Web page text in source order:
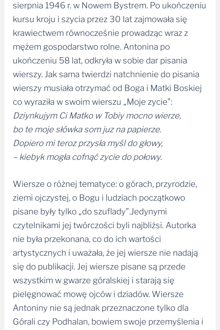
sierpnia 1946 r. w Nowem Bystrem. Po ukończeniu
kursu kroju i szycia przez 30 lat zajmowała się
krawiectwem równocześnie prowadząc wraz z
mężem gospodarstwo rolne. Antonina po
ukończeniu 58 lat, odkryła w sobie dar pisania
wierszy. Jak sama twierdzi natchnienie do pisania
wierszy musiała otrzymać od Boga i Matki Boskiej
co wyraziła w swoim wierszu „Moje zycie”:
Dziynkujym Ci Matko w Tobiy mocno wierze,
bo te moje słówka som juz na papierze.
Dopiero mi teroz przysła myśl do głowy,
– kiebyk mogła cofnąć zycie do połowy.
Wiersze o różnej tematyce: o górach, przyrodzie,
ziemi ojczystej, o Bogu i ludziach początkowo
pisane były tylko „do szuflady”.Jedynymi
czytelnikami jej twórczości byli najbliżsi. Autorka
nie była przekonana, co do ich wartości
artystycznych i uważała, że jej wiersze nie nadają
się do publikacji. Jej wiersze pisane są przede
wszystkim w gwarze góralskiej i starają się
pielęgnować mowę ojców i dziadów. Wiersze
Antoniny nie są jednak przeznaczone tylko dla
Górali czy Podhalan, bowiem swoje przemyślenia i